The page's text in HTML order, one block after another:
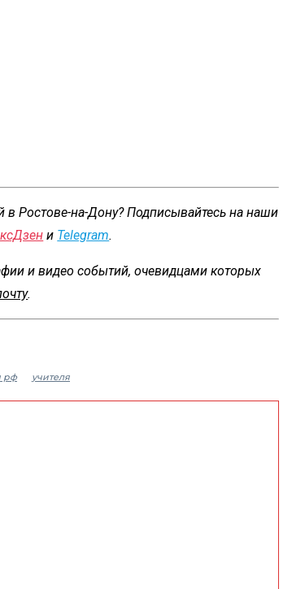
Ростове-на-Дону? Подписывайтесь на наши
и Telegram.
и видео событий, очевидцами которых
.
рф учителя